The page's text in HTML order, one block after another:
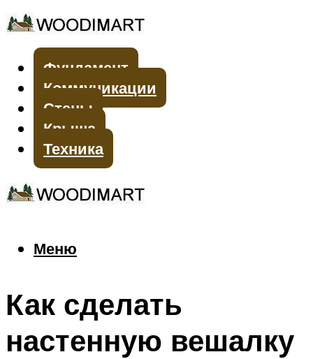
Фундамент
Коммуникации
Стены
Крыша
Техника
Меню
Меню
Как сделать
настенную вешалку